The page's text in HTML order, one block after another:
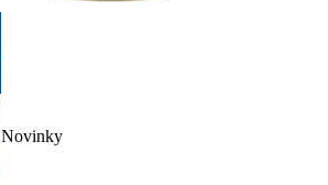
Novinky